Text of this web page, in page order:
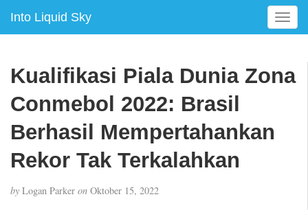
Into Liquid Sky
T
o
Kualifikasi Piala Dunia Zona
Conmebol 2022: Brasil
Berhasil Mempertahankan
Rekor Tak Terkalahkan
by Logan Parker on Oktober 15, 2022